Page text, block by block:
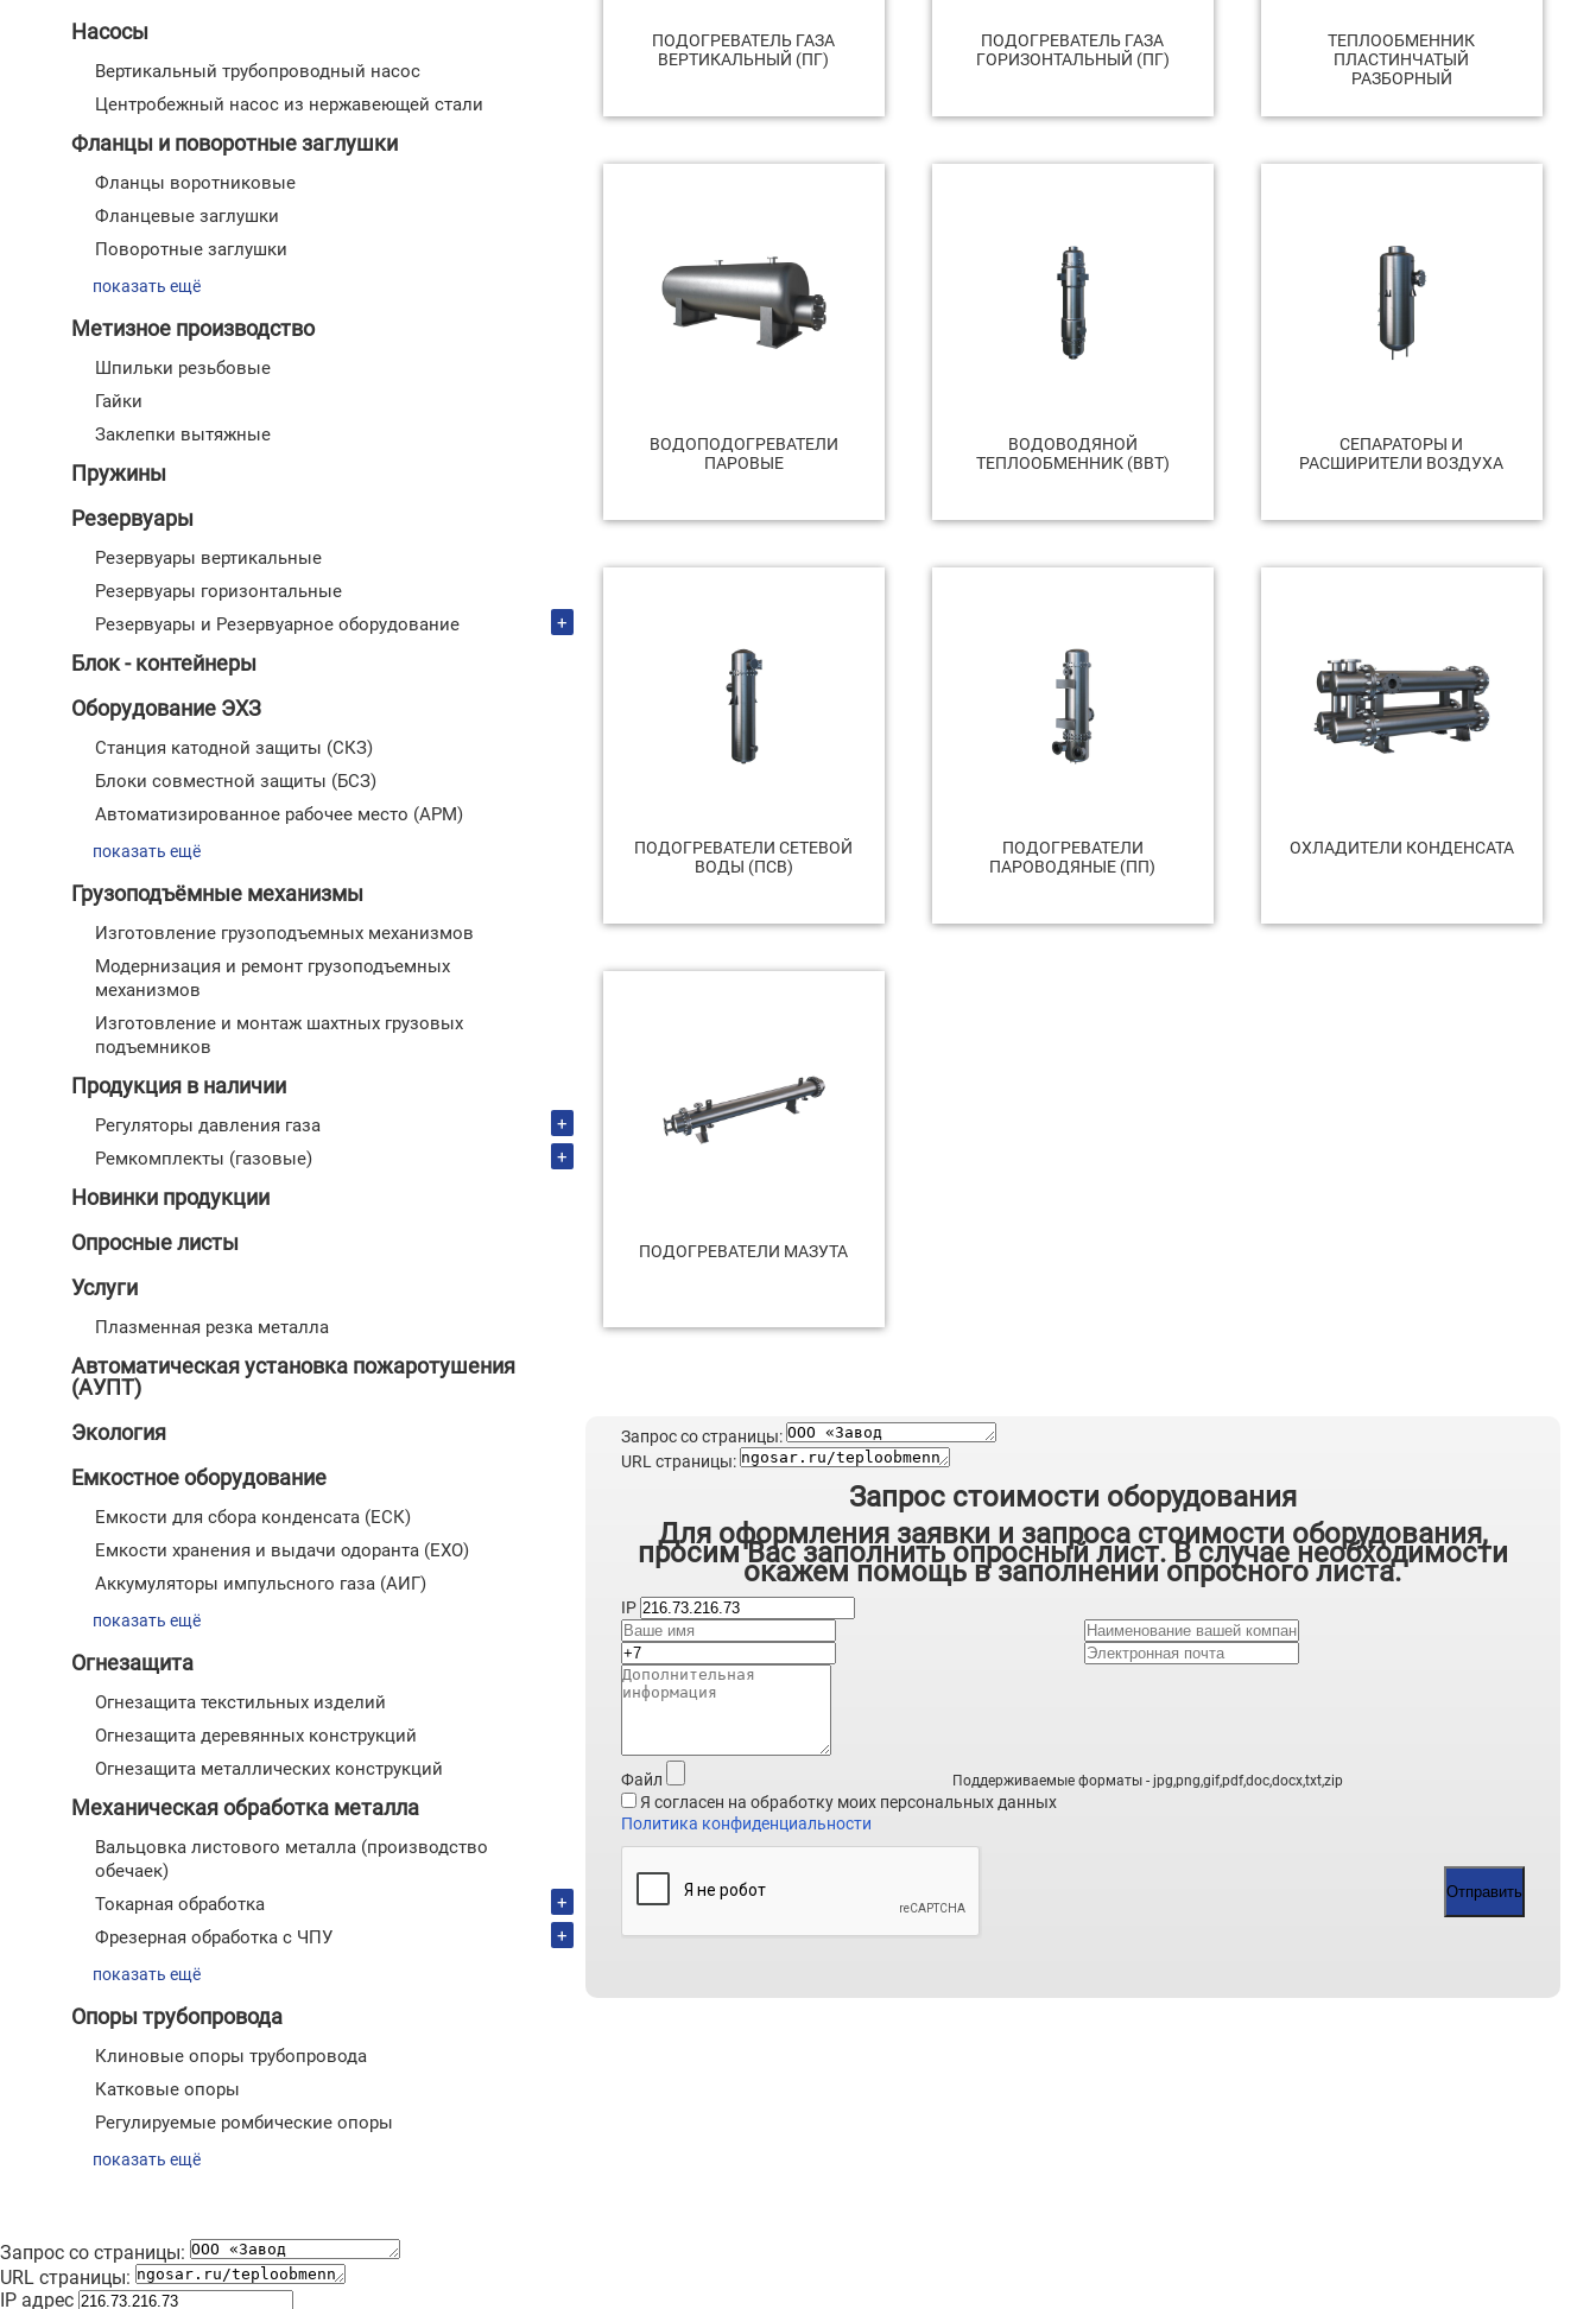
Насосы
Вертикальный трубопроводный насос
Центробежный насос из нержавеющей стали
Фланцы и поворотные заглушки
Фланцы воротниковые
Фланцевые заглушки
Поворотные заглушки
показать ещё
Метизное производство
Шпильки резьбовые
Гайки
Заклепки вытяжные
Пружины
Резервуары
Резервуары вертикальные
Резервуары горизонтальные
Резервуары и Резервуарное оборудование
+
Блок - контейнеры
Оборудование ЭХЗ
Станция катодной защиты (СКЗ)
Блоки совместной защиты (БСЗ)
Автоматизированное рабочее место (АРМ)
показать ещё
Грузоподъёмные механизмы
Изготовление грузоподъемных механизмов
Модернизация и ремонт грузоподъемных
механизмов
Изготовление и монтаж шахтных грузовых
подъемников
Продукция в наличии
Регуляторы давления газа
+
Ремкомплекты (газовые)
+
Новинки продукции
Опросные листы
Услуги
Плазменная резка металла
Автоматическая установка пожаротушения
(АУПТ)
Экология
Емкостное оборудование
Емкости для сбора конденсата (ЕСК)
Емкости хранения и выдачи одоранта (ЕХО)
Аккумуляторы импульсного газа (АИГ)
показать ещё
Огнезащита
Огнезащита текстильных изделий
Огнезащита деревянных конструкций
Огнезащита металлических конструкций
Механическая обработка металла
Вальцовка листового металла (производство
обечаек)
Токарная обработка
+
Фрезерная обработка с ЧПУ
+
показать ещё
Опоры трубопровода
Клиновые опоры трубопровода
Катковые опоры
Регулируемые ромбические опоры
показать ещё
ПОДОГРЕВАТЕЛЬ ГАЗА
ВЕРТИКАЛЬНЫЙ (ПГ)
ПОДОГРЕВАТЕЛЬ ГАЗА
ГОРИЗОНТАЛЬНЫЙ (ПГ)
ТЕПЛООБМЕННИК
ПЛАСТИНЧАТЫЙ
РАЗБОРНЫЙ
ВОДОПОДОГРЕВАТЕЛИ
ПАРОВЫЕ
ВОДОВОДЯНОЙ
ТЕПЛООБМЕННИК (ВВТ)
СЕПАРАТОРЫ И
РАСШИРИТЕЛИ ВОЗДУХА
ПОДОГРЕВАТЕЛИ СЕТЕВОЙ
ВОДЫ (ПСВ)
ПОДОГРЕВАТЕЛИ
ПАРОВОДЯНЫЕ (ПП)
ОХЛАДИТЕЛИ КОНДЕНСАТА
ПОДОГРЕВАТЕЛИ МАЗУТА
Запрос со страницы:
URL страницы:
Запрос стоимости оборудования
Для оформления заявки и запроса стоимости оборудования,
просим Вас заполнить опросный лист. В случае необходимости
окажем помощь в заполнении опросного листа.
IP
Файл Поддерживаемые форматы - jpg,png,gif,pdf,doc,docx,txt,zip
Я согласен на обработку моих персональных данных
Политика конфиденциальности
Отправить
Запрос со страницы:
URL страницы:
IP адрес